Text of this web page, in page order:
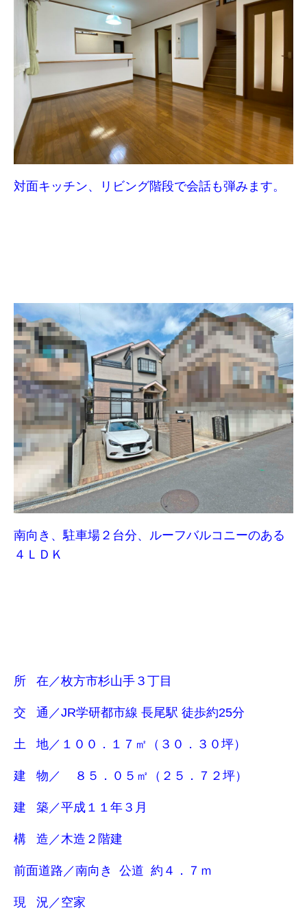
対面キッチン、リビング階段で会話も弾みます。
南向き、駐車場２台分、ルーフバルコニーのある
４ＬＤＫ
所 在／枚方市杉山手３丁目
交 通／JR学研都市線 長尾駅 徒歩約25分
土 地／１００．１７㎡（３０．３０坪）
建 物／ ８５．０５㎡（２５．７２坪）
建 築／平成１１年３月
構 造／木造２階建
前面道路／南向き 公道 約４．７ｍ
現 況／空家